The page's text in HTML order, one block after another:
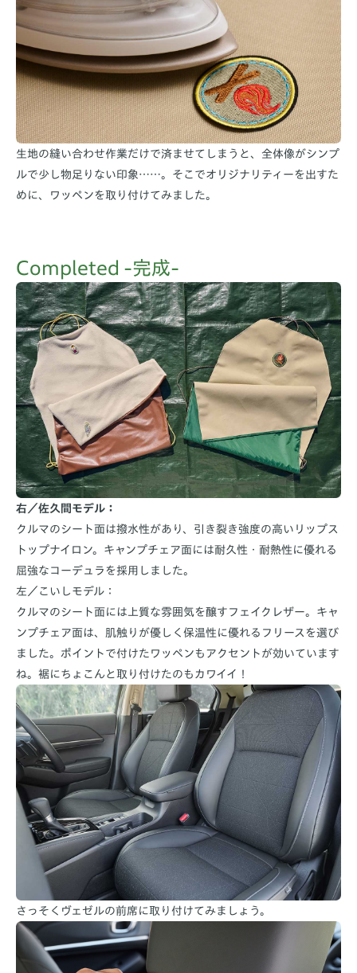
生地の縫い合わせ作業だけで済ませてしまうと、全体像がシンプ
ルで少し物足りない印象……。そこでオリジナリティーを出すた
めに、ワッペンを取り付けてみました。
Completed -完成-
右／佐久間モデル：
クルマのシート面は撥水性があり、引き裂き強度の高いリップス
トップナイロン。キャンプチェア面には耐久性・耐熱性に優れる
屈強なコーデュラを採用しました。
左／こいしモデル：
クルマのシート面には上質な雰囲気を醸すフェイクレザー。キャ
ンプチェア面は、肌触りが優しく保温性に優れるフリースを選び
ました。ポイントで付けたワッペンもアクセントが効いています
ね。裾にちょこんと取り付けたのもカワイイ！
さっそくヴェゼルの前席に取り付けてみましょう。